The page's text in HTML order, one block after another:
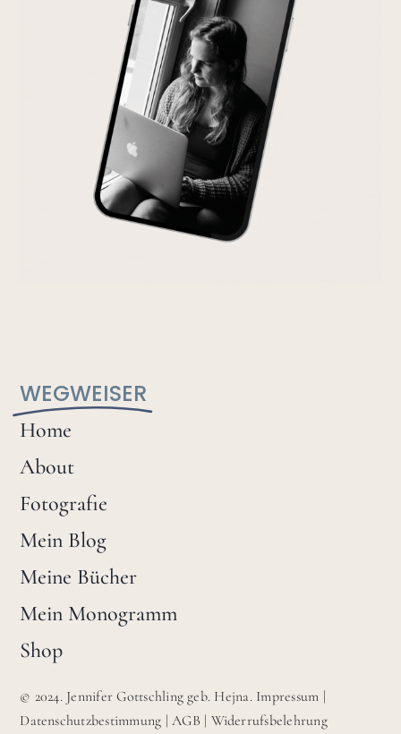
WEGWEISER
Home
About
Fotografie
Mein Blog
Meine Bücher
Mein Monogramm
Shop
© 2024. Jennifer Gottschling geb. Hejna. Impressum |
Datenschutzbestimmung |AGB | Widerrufsbelehrung